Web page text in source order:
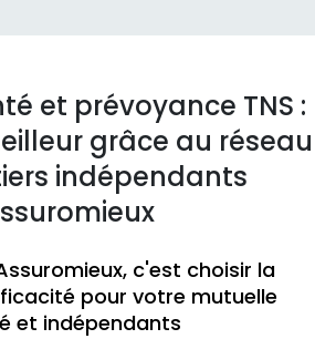
et prévoyance TNS :
grâce au réseau
indépendants
c'est choisir la
pour votre mutuelle
et indépendants